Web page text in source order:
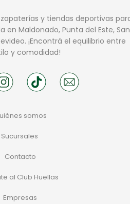
y tiendas deportivas
en Maldonado, Punta del Este, San
¡Encontrá el equilibrio entre
y comodidad!
somos
Sucursales
Contacto
al Club Huellas
Empresas